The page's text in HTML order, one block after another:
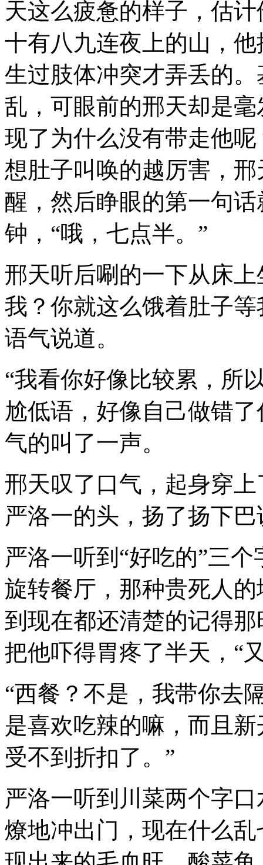
天这么疲惫的样子，估
十有八九连夜上的山，
生过肢体冲突才弄丢的
乱，可眼前的邢天却是
现了为什么没有带走他
想肚子叫唤的越厉害，
醒，然后睁眼的第一句
钟，“哦，七点半。”
邢天听后唰的一下从床
我？你就这么饿着肚子
语气说道。
“我看你好像比较累，所
尬低语，好像自己做错
气的叫了一声。
邢天叹了口气，起身穿
严洛一的头，扬了扬下
严洛一听到“好吃的”三
旋转餐厅，那种贵死人
到现在都还清楚的记得
把他吓得胃疼了半天，“
“西餐？不是，我带你去
是喜欢吃辣的嘛，而且
受不到折扣了。”
严洛一听到川菜两个字
燎地冲出门，现在什么